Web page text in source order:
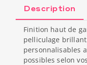
Description
Finition haut de
pelliculage
personnalisables
possibles selon